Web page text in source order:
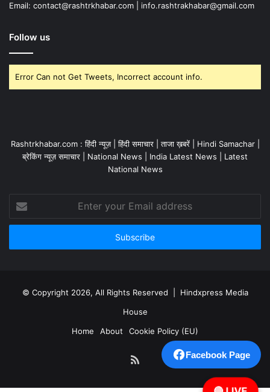
Email: contact@rashtrkhabar.com | info.rashtrakhabar@gmail.com
Follow us
Error Can not Get Tweets, Incorrect account info.
Rashtrkhabar.com : हिंदी न्यूज़ | हिंदी समाचार | ताजा ख़बरें | Hindi Samachar |
ब्रेकिंग न्यूज़ समाचार | National News | India Latest News | Latest
National News
Enter
your
Email
© Copyright 2026, All Rights Reserved | Hindxpress Media
House
Home
About Cookie Policy (EU)
Facebook Page